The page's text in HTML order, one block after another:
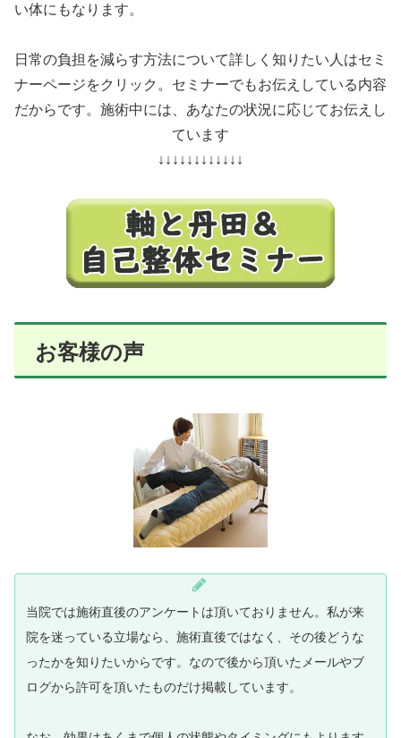
い体にもなります。
日常の負担を減らす方法について詳しく知りたい人はセミ
ナーページをクリック。セミナーでもお伝えしている内容
だからです。施術中には、あなたの状況に応じてお伝えし
ています
↓↓↓↓↓↓↓↓↓↓↓↓
お客様の声
当院では施術直後のアンケートは頂いておりません。私が来
院を迷っている立場なら、施術直後ではなく、その後どうな
ったかを知りたいからです。なので後から頂いたメールやブ
ログから許可を頂いたものだけ掲載しています。